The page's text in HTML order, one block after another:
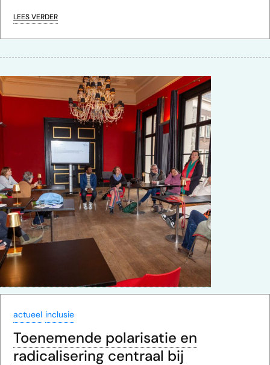
LEES VERDER
actueel inclusie
Toenemende polarisatie en
radicalisering centraal bij